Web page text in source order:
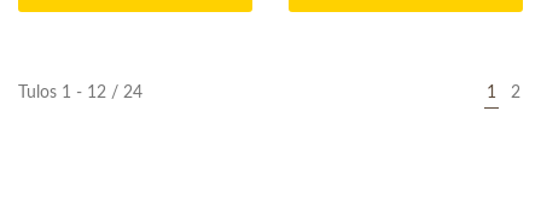
Tulos 1 - 12 / 24 1 2